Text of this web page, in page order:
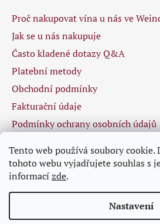
Tento web používá soubory cookie.
tohoto webu vyjadřujete souhlas s
informacízde.
Nastavení
Proč nakupovat vína u nás ve
Jak se u nás nakupuje
Často kladené dotazy Q&A
Platební metody
Obchodní podmínky
Fakturační údaje
Podmínky ochrany osobních údajů
Facebook